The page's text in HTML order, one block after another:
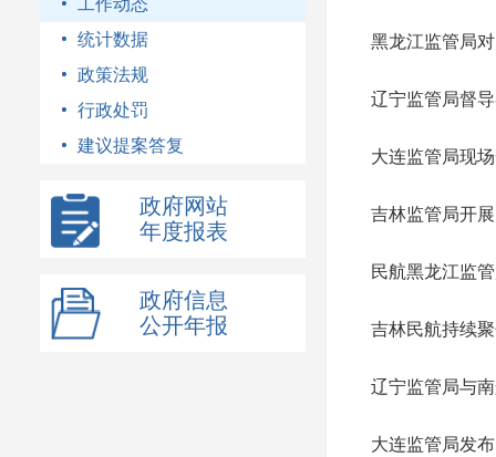
工作动态
统计数据
政策法规
行政处罚
建议提案答复
政府网站
年度报表
政府信息
公开年报
黑龙江监管局
辽宁监管局督
大连监管局现
吉林监管局开
民航黑龙江监
吉林民航持续
辽宁监管局与
大连监管局发